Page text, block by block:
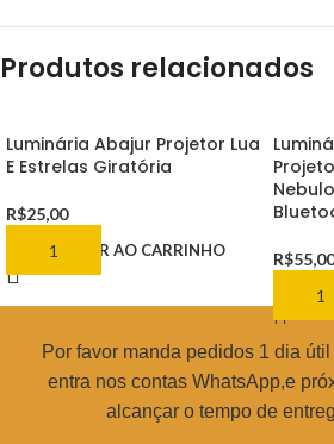
Produtos relacionados
Luminária Abajur Projetor Lua
E Estrelas Giratória
R$25,00
ADICIONAR AO CARRINHO R$55,00
Por favor manda pedidos 1 dia
entra nos contas WhatsApp,e
alcançar o tempo de